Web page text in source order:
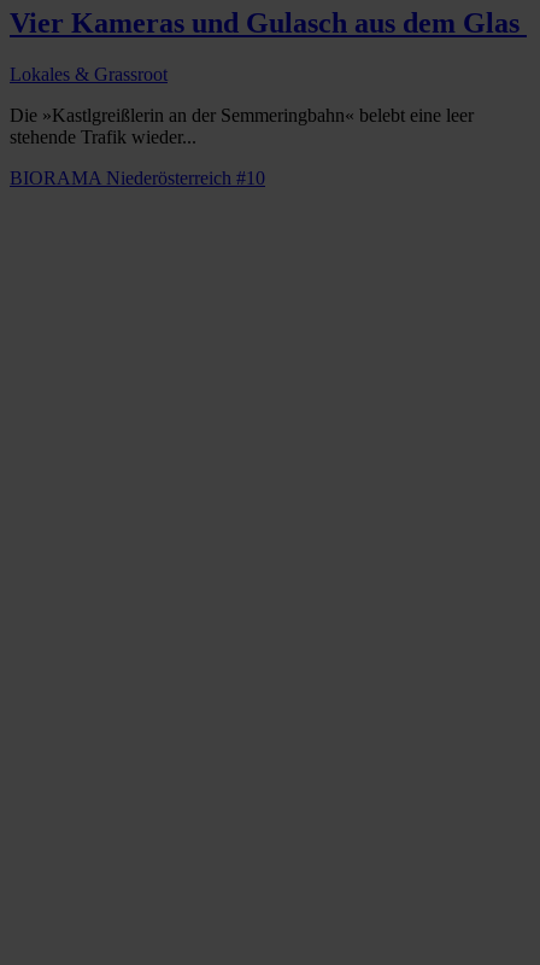
Vier Kameras und Gulasch aus dem Glas
Lokales & Grassroot
Die »Kastlgreißlerin an der Semmeringbahn« belebt eine leer
stehende Trafik wieder...
BIORAMA Niederösterreich #10